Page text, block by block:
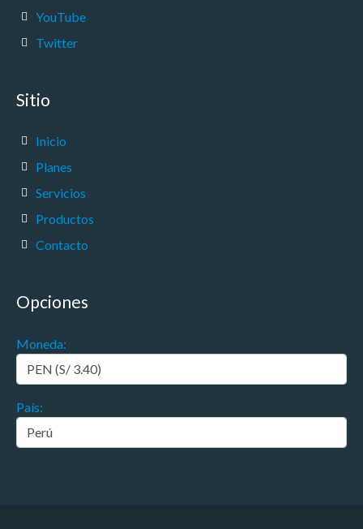
YouTube
Twitter
Sitio
Inicio
Planes
Servicios
Productos
Contacto
Opciones
Moneda:
País: